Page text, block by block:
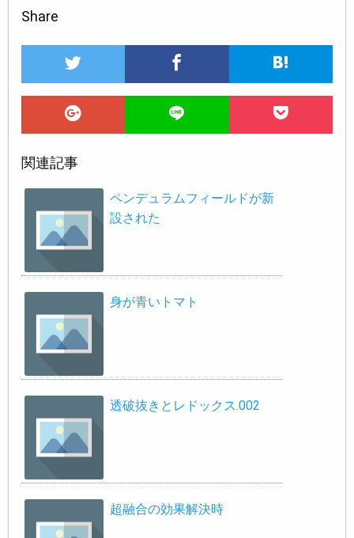
Share
関連記事
ペンデュラムフィールドが新
設された
身が青いトマト
透破抜きとレドックス.002
超融合の効果解決時